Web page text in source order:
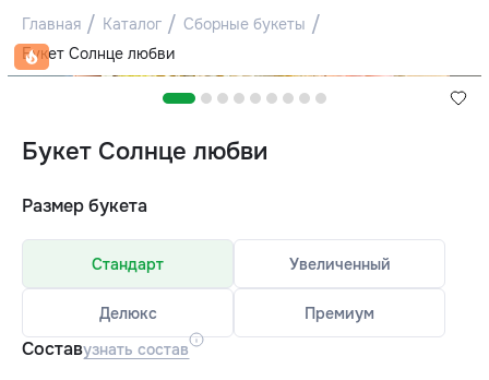
Главная Каталог
Сборные букеты
Букет Солнце любви
Букет Солнце любви
Размер букета
Стандарт Увеличенный
Делюкс Премиум
Составузнать состав